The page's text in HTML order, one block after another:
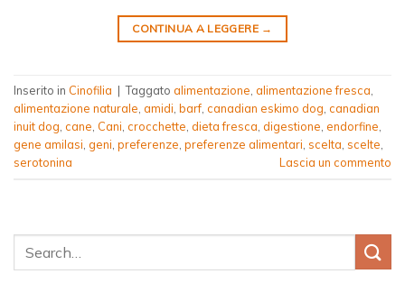
CONTINUA A LEGGERE →
Inserito in Cinofilia | Taggato alimentazione alimentazione fresca
alimentazione naturale amidi barf canadian eskimo dog canadian
inuit dog cane Cani crocchette dieta fresca digestione endorfine
gene amilasi geni preferenze preferenze alimentari scelta scelte
serotonina
Lascia un commento